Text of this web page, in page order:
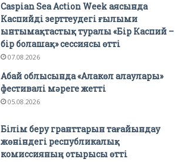
Caspian Sea Action Week аясында
Каспийді зерттеудегі ғылыми
ынтымақтастық туралы «Бір Каспий –
бір болашақ» сессиясы өтті
07.08.2026
Абай облысында «Алакөл алаулары»
фестивалі мәреге жетті
05.08.2026
Білім беру гранттарын тағайындау
жөніндегі республикалық
комиссияның отырысы өтті